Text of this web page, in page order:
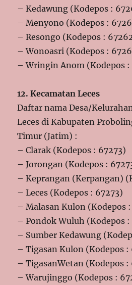
– Kedawung (Kodepos :
– Menyono (Kodepos :
– Resongo (Kodepos :
– Wonoasri (Kodepos :
– Wringin Anom (Kodepos :
12. Kecamatan Leces
Daftar nama Desa/
Leces di Kabupaten
Timur (Jatim) :
– Clarak (Kodepos : 67273)
– Jorongan (Kodepos :
– Keprangan (Kerpangan)
– Leces (Kodepos : 67273)
– Malasan Kulon (Kodepos
– Pondok Wuluh (Kodepos :
– Sumber Kedawung
– Tigasan Kulon (Kodepos :
– TigasanWetan (Kodepos :
– Warujinggo (Kodepos :